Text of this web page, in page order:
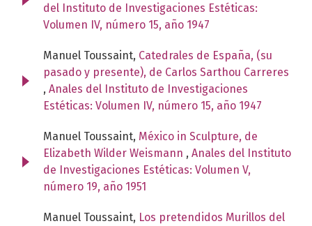
del Instituto de Investigaciones Estéticas:
Volumen IV, número 15, año 1947
Manuel Toussaint, Catedrales de España, (su
pasado y presente), de Carlos Sarthou Carreres
, Anales del Instituto de Investigaciones
Estéticas: Volumen IV, número 15, año 1947
Manuel Toussaint, México in Sculpture, de
Elizabeth Wilder Weismann , Anales del Instituto
de Investigaciones Estéticas: Volumen V,
número 19, año 1951
Manuel Toussaint, Los pretendidos Murillos del